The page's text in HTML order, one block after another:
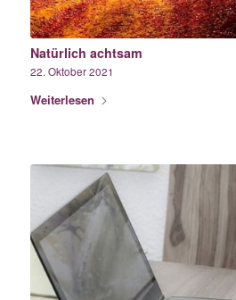
Natürlich achtsam
22. Oktober 2021
Weiterlesen